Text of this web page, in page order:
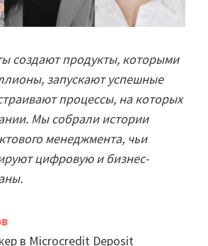
создают продукты, которыми
запускают успешные
процессы, на которых
Мы собрали истории
менеджмента, чьи
цифровую и бизнес-
в Microcredit Deposit